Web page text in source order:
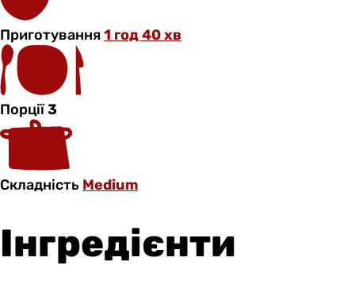
Приготування1 год 40 хв
Порції3
Складність Medium
Інгредієнти